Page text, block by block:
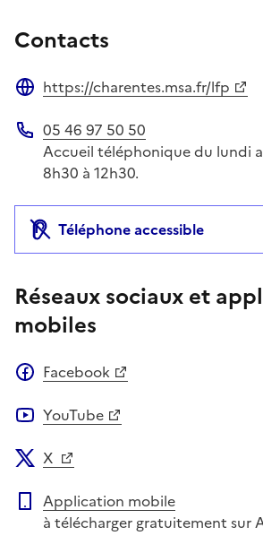
Contacts
https://charentes.msa.fr/lfp
Téléphone
05 46 97 50 50
Accueil téléphonique du lundi
8h30 à 12h30.
Téléphone accessible
Réseaux sociaux et
mobiles
Facebook
YouTube
X
Application mobile
à télécharger gratuitement sur